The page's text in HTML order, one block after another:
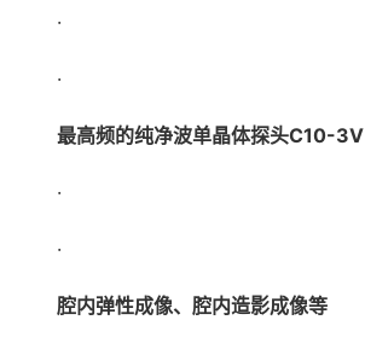
·
·
最高频的纯净波单晶体探头C10-3V
·
·
腔内弹性成像、腔内造影成像等